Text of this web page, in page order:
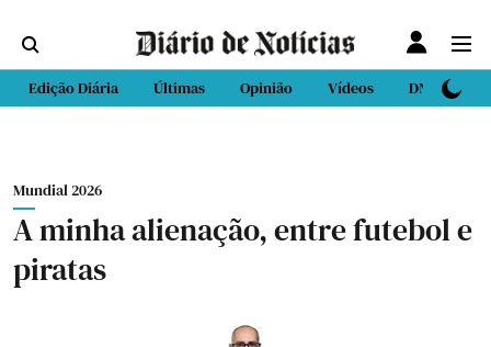
Edição Diária Últimas Opinião Vídeos DN Sport
Mundial 2026
A minha alienação, entre futebol e
piratas